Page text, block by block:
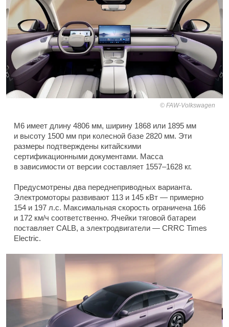
FAW-Volkswagen
M6 имеет длину 4806 мм, ширину 1868 или 1895 мм
и высоту 1500 мм при колесной базе 2820 мм. Эти
размеры подтверждены китайскими
сертификационными документами. Масса
в зависимости от версии составляет 1557–1628 кг.
Предусмотрены два переднеприводных варианта.
Электромоторы развивают 113 и 145 кВт — примерно
154 и 197 л.с. Максимальная скорость ограничена 166
и 172 км/ч соответственно. Ячейки тяговой батареи
поставляет CALB, а электродвигатели — CRRC Times
Electric.